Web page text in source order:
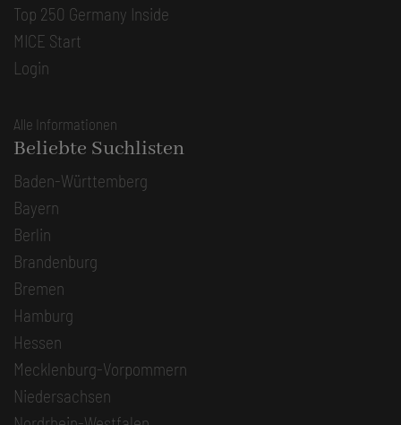
Top 250 Germany Inside
MICE Start
Login
Alle Informationen
Beliebte Suchlisten
Baden-Württemberg
Bayern
Berlin
Brandenburg
Bremen
Hamburg
Hessen
Mecklenburg-Vorpommern
Niedersachsen